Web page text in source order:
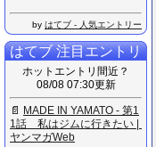
by はてブ - 人気エントリー
はてブ 注目エントリ
ホットエントリ間近？
08/08 07:30更新
📄 M​A​D​E​ ​I​N​ ​Y​A​M​A​T​O​ ​-​ ​第​1​
1​話​ ​私​は​ジ​ム​に​行​き​た​い​ ​|​ ​
ヤ​ン​マ​ガ​W​e​b